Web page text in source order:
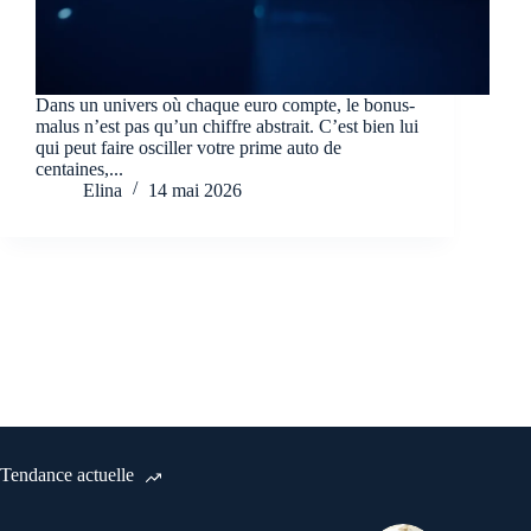
Dans un univers où chaque euro compte, le bonus-
malus n’est pas qu’un chiffre abstrait. C’est bien lui
qui peut faire osciller votre prime auto de
centaines,...
Elina
14 mai 2026
Tendance actuelle